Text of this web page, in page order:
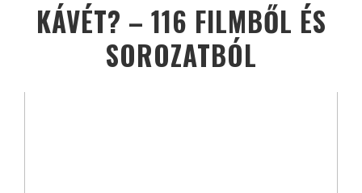
KÁVÉT? – 116 FILMBŐL ÉS
SOROZATBÓL